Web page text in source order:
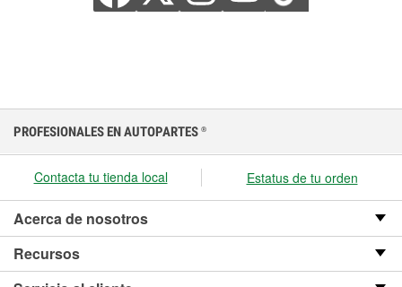
PROFESIONALES EN AUTOPARTES ®
Contacta tu tienda local Estatus de tu orden
Acerca de nosotros
Recursos